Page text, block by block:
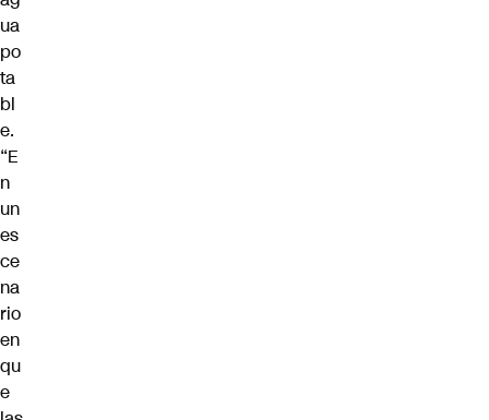
ua
po
ta
bl
e.
“E
n
un
es
ce
na
rio
en
qu
e